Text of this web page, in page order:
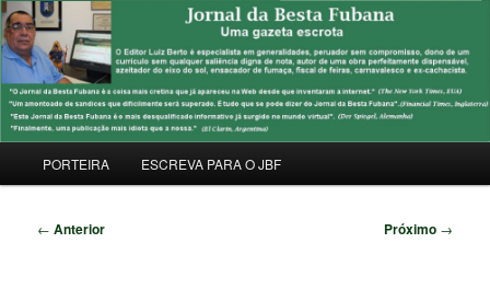
Pular
para
o
conteúdo
principalJORNAL DA BESTA FUBANA
Uma Gazeta Escrota
principal
PORTEIRA ESCREVA PARA O JBF
Navegação
← Anterior Próximo →